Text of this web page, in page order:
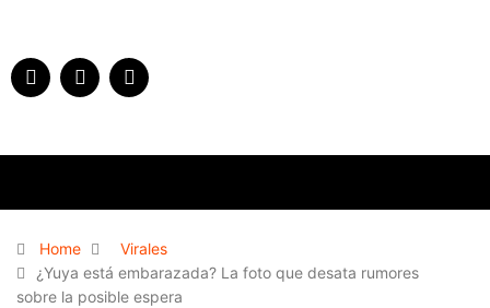
Home
Virales
¿Yuya está embarazada? La foto que desata rumores
sobre la posible espera